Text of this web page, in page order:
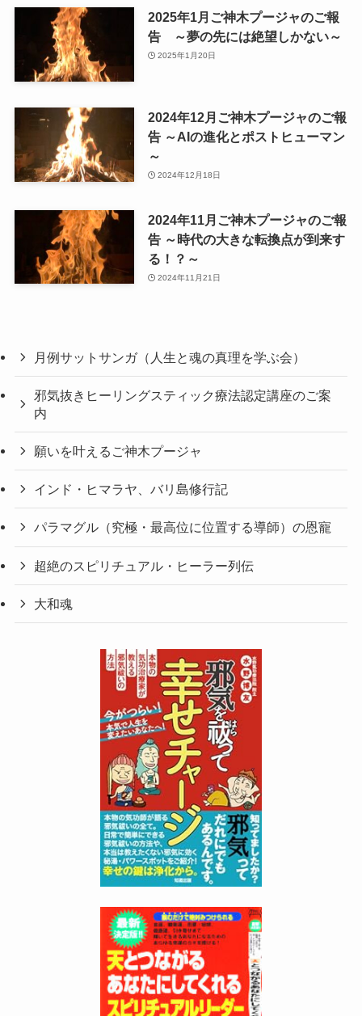
2025年1月ご神木プージャのご報
告 ～夢の先には絶望しかない～
2025年1月20日
2024年12月ご神木プージャのご報
告 ～AIの進化とポストヒューマン
～
2024年12月18日
2024年11月ご神木プージャのご報
告 ～時代の大きな転換点が到来す
る！？～
2024年11月21日
月例サットサンガ（人生と魂の真理を学ぶ会）
邪気抜きヒーリングスティック療法認定講座のご案
内
願いを叶えるご神木プージャ
インド・ヒマラヤ、バリ島修行記
パラマグル（究極・最高位に位置する導師）の恩寵
超絶のスピリチュアル・ヒーラー列伝
大和魂